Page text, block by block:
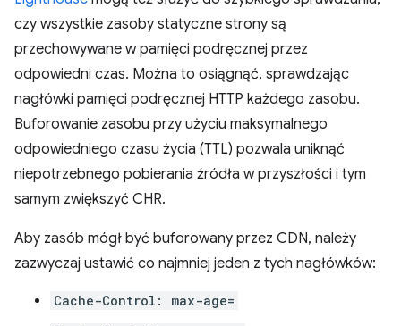
czy wszystkie zasoby statyczne strony są
przechowywane w pamięci podręcznej przez
odpowiedni czas. Można to osiągnąć, sprawdzając
nagłówki pamięci podręcznej HTTP każdego zasobu.
Buforowanie zasobu przy użyciu maksymalnego
odpowiedniego czasu życia (TTL) pozwala uniknąć
niepotrzebnego pobierania źródła w przyszłości i tym
samym zwiększyć CHR.
Aby zasób mógł być buforowany przez CDN, należy
zazwyczaj ustawić co najmniej jeden z tych nagłówków:
Cache-Control: max-age=